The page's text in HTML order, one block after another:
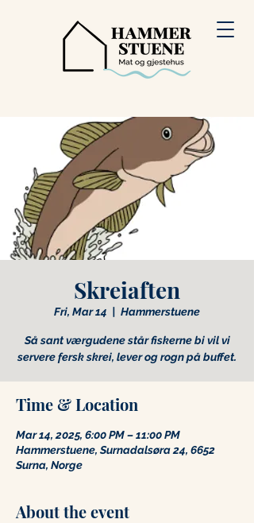
Skreiaften
Fri, Mar 14
  |
Hammerstuene
Så sant værgudene står fiskerne bi vil vi
servere fersk skrei, lever og rogn på buffet.
Time & Location
Mar 14, 2025, 6:00 PM – 11:00 PM
Hammerstuene, Surnadalsøra 24, 6652
Surna, Norge
About the event